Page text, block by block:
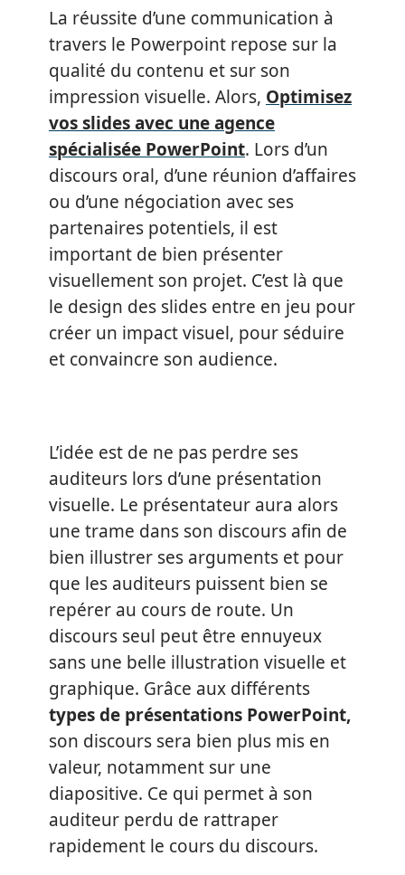
La réussite d’une communication à
travers le Powerpoint repose sur la
qualité du contenu et sur son
impression visuelle. Alors, Optimisez
vos slides avec une agence
spécialisée PowerPoint. Lors d’un
discours oral, d’une réunion d’affaires
ou d’une négociation avec ses
partenaires potentiels, il est
important de bien présenter
visuellement son projet. C’est là que
le design des slides entre en jeu pour
créer un impact visuel, pour séduire
et convaincre son audience.
L’idée est de ne pas perdre ses
auditeurs lors d’une présentation
visuelle. Le présentateur aura alors
une trame dans son discours afin de
bien illustrer ses arguments et pour
que les auditeurs puissent bien se
repérer au cours de route. Un
discours seul peut être ennuyeux
sans une belle illustration visuelle et
graphique. Grâce aux différents
types de présentations PowerPoint,
son discours sera bien plus mis en
valeur, notamment sur une
diapositive. Ce qui permet à son
auditeur perdu de rattraper
rapidement le cours du discours.